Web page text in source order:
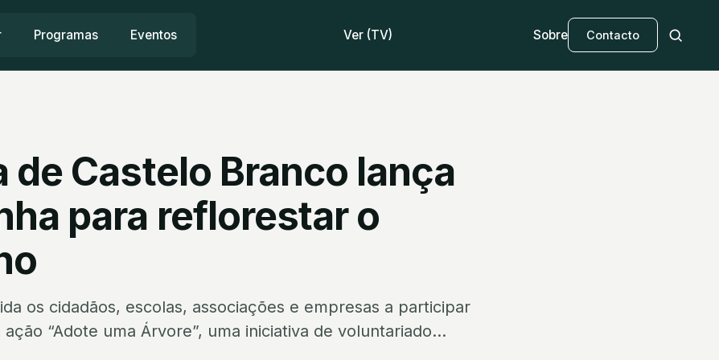
Programas Eventos Ver (TV) Sobre Contacto
de Castelo Branco lança
para reflorestar o
os cidadãos, escolas, associações e empresas a participar
“Adote uma Árvore”, uma iniciativa de voluntariado...